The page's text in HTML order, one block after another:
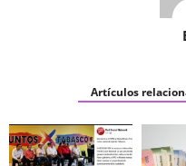
Artículos